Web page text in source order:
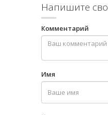
Напишите
Комментарий
Имя